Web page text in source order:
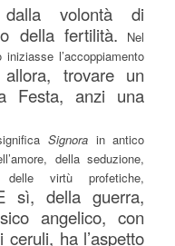
volontà di
della fertilità. Nel
l’accoppiamento
trovare un
Festa, anzi una
Signorain antico
della seduzione,
virtù profetiche,
sì, della guerra,
angelico, con
ha l’aspetto